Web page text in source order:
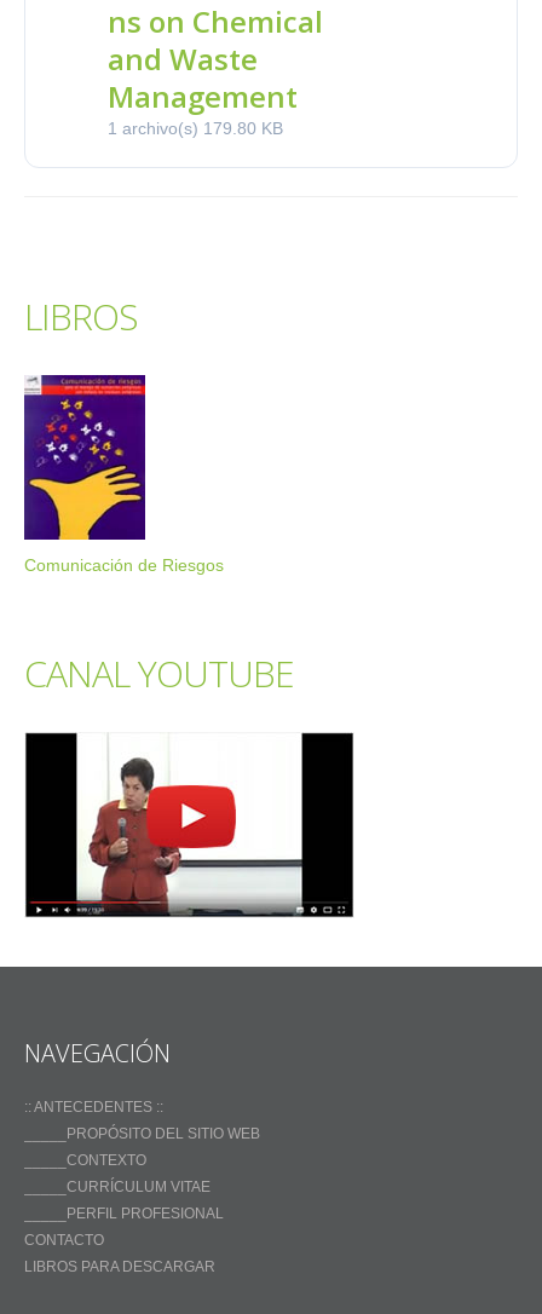
ns on Chemical
and Waste
Management
1 archivo(s) 179.80 KB
LIBROS
Comunicación de Riesgos
CANAL YOUTUBE
NAVEGACIÓN
:: ANTECEDENTES ::
_____PROPÓSITO DEL SITIO WEB
_____CONTEXTO
_____CURRÍCULUM VITAE
_____PERFIL PROFESIONAL
CONTACTO
LIBROS PARA DESCARGAR